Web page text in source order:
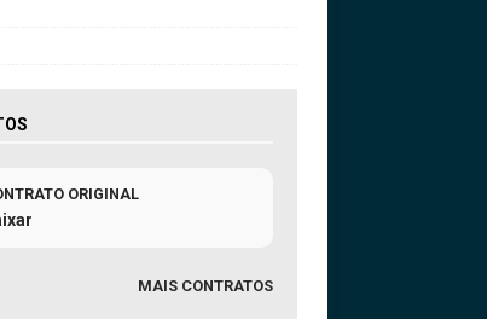
ORIGINAL
MAIS CONTRATOS